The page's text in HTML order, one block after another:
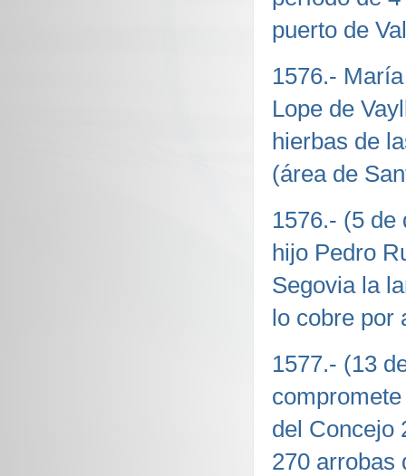
puerto de
1576.-
Lope de
hierbas de
(área de
1576.- (5 de
hijo Pedro
Segovia la
lo cobre por
1577.- (13
del Concejo
270 arrobas